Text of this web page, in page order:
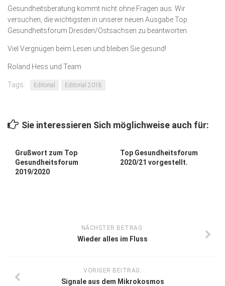
Gesundheitsberatung kommt nicht ohne Fragen aus. Wir
versuchen, die wichtigsten in unserer neuen Ausgabe Top
Gesundheits­forum Dresden/Ostsachsen zu beantworten.
Viel Vergnügen beim Lesen und bleiben Sie gesund!
Roland Hess und Team
Tags: Editorial Editorial 2018
Sie interessieren Sich möglichweise auch für:
Grußwort zum Top
Gesundheitsforum
2019/2020
Top Gesundheitsforum
2020/21 vorgestellt.
NÄCHSTER BETRAG:
Wieder alles im Fluss
VORIGER BEITRAG:
Signale aus dem Mikrokosmos